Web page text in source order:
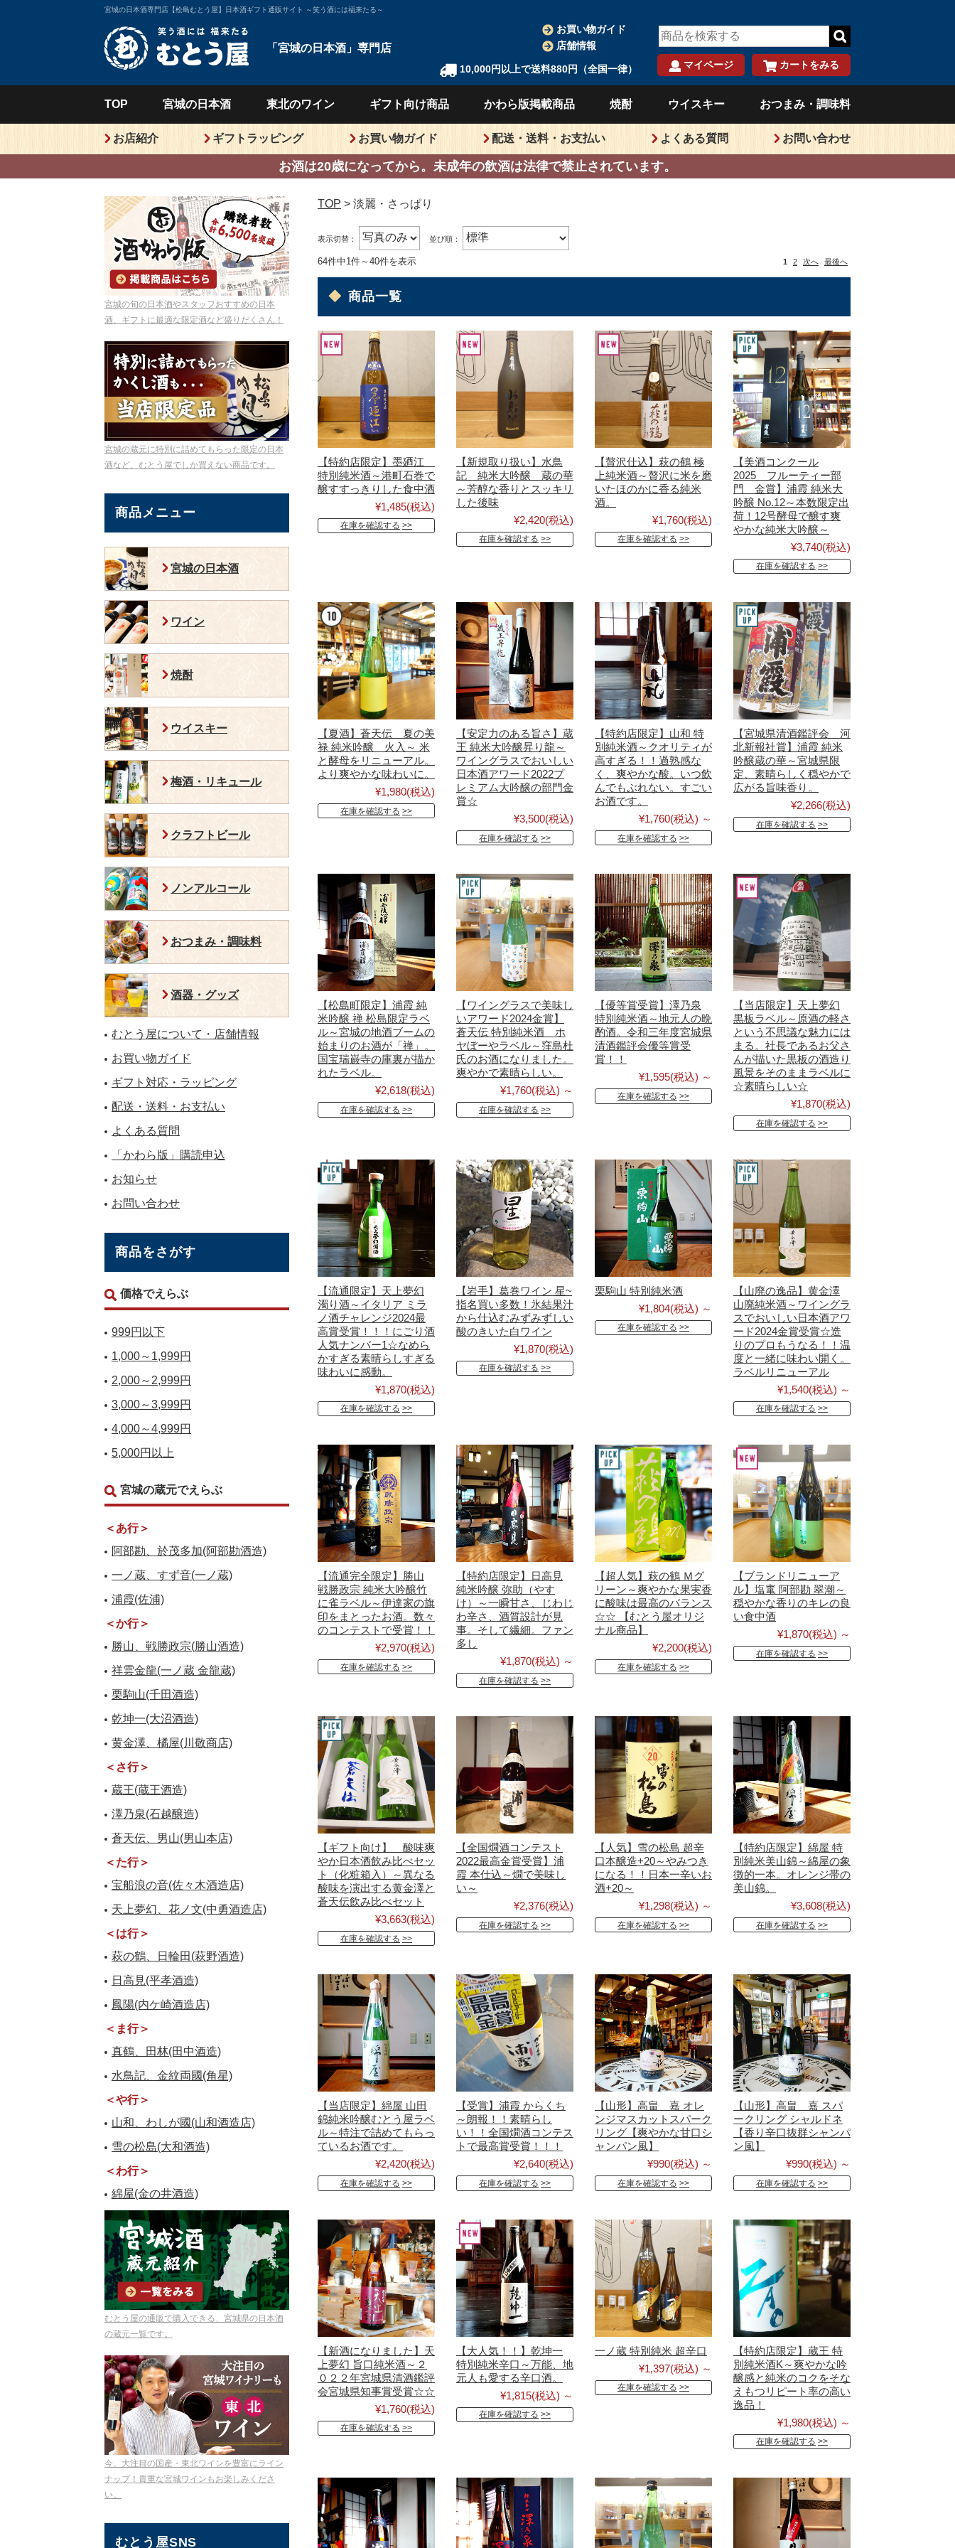
宮城の日本酒専門店【松島むとう屋】日本酒ギフト通販サイト ～笑う酒には福来たる～
「宮城の日本酒」 専門店
お買い物ガイド
店舗情報
10,000円以上で送料880円（全国一律） カートをみる
マイページ
TOP 宮城の 日本酒 東北のワイン ギフト向け商品 かわら版掲載商品 焼酎 ウイスキー おつまみ・調味料
お店紹介 ギフトラッピング お買い物ガイド 配送・送料・お支払い よくある質問 お問い合わせ
お酒は20歳になってから。 未成年の飲酒は法律で禁止されています。
TOP 淡麗・さっぱり
表示切替： 並び順：
64件中1件～40件を表示 1 2 次へ 最後へ
商品一覧
【特約店限定】墨廼江
特別純米酒～港町石巻で
醸すすっきりした食中酒
¥1,485(税込)
在庫を確認する
【新規取り扱い】水鳥
記 純米大吟醸 蔵の華
～芳醇な香りとスッキリ
した後味
¥2,420(税込)
在庫を確認する
【贅沢仕込】萩の鶴 極
上純米酒～贅沢に米を磨
いたほのかに香る純米
酒。
¥1,760(税込)
在庫を確認する
【美酒コンクール
2025 フルーティー部
門 金賞】浦霞 純米大
吟醸 No.12～本数限定出
荷！12号酵母で醸す爽
やかな純米大吟醸～
¥3,740(税込)
在庫を確認する
【夏酒】蒼天伝 夏の美
禄 純米吟醸 火入～ 米
と酵母をリニューアル。
より爽やかな味わいに。
¥1,980(税込)
在庫を確認する
【安定力のある旨さ】蔵
王 純米大吟醸昇り龍～
ワイングラスでおいしい
日本酒アワード2022プ
レミアム大吟醸の部門金
賞☆
¥3,500(税込)
在庫を確認する
【特約店限定】山和 特
別純米酒～クオリティが
高すぎる！！過熟感な
く、爽やかな酸。いつ飲
んでもぶれない。すごい
お酒です。
¥1,760(税込) ～
在庫を確認する
【宮城県清酒鑑評会 河
北新報社賞】浦霞 純米
吟醸蔵の華～宮城県限
定、素晴らしく穏やかで
広がる旨味香り。
¥2,266(税込)
在庫を確認する
【松島町限定】浦霞 純
米吟醸 禅 松島限定ラベ
ル～宮城の地酒ブームの
始まりのお酒が「禅」。
国宝瑞巌寺の庫裏が描か
れたラベル。
¥2,618(税込)
在庫を確認する
【ワイングラスで美味し
いアワード2024金賞】
蒼天伝 特別純米酒 ホ
ヤぼーやラベル～窪島杜
氏のお酒になりました。
爽やかで素晴らしい。
¥1,760(税込) ～
在庫を確認する
【優等賞受賞】澤乃泉
特別純米酒～地元人の晩
酌酒。令和三年度宮城県
清酒鑑評会優等賞受
賞！！
¥1,595(税込) ～
在庫を確認する
【当店限定】天上夢幻
黒板ラベル～原酒の軽さ
という不思議な魅力には
まる。社長であるお父さ
んが描いた黒板の酒造り
風景をそのままラベルに
☆素晴らしい☆
¥1,870(税込)
在庫を確認する
【流通限定】天上夢幻
濁り酒～イタリア ミラ
ノ酒チャレンジ2024最
高賞受賞！！！にごり酒
人気ナンバー1☆なめら
かすぎる素晴らしすぎる
味わいに感動。
¥1,870(税込)
在庫を確認する
【岩手】葛巻ワイン 星~
指名買い多数！氷結果汁
から仕込むみずみずしい
酸のきいた白ワイン
¥1,870(税込)
在庫を確認する
栗駒山 特別純米酒
¥1,804(税込) ～
在庫を確認する
【山廃の逸品】黄金澤
山廃純米酒～ワイングラ
スでおいしい日本酒アワ
ード2024金賞受賞☆造
りのプロもうなる！！温
度と一緒に味わい開く。
ラベルリニューアル
¥1,540(税込) ～
在庫を確認する
【流通完全限定】勝山
戦勝政宗 純米大吟醸竹
に雀ラベル～伊達家の旗
印をまとったお酒。数々
のコンテストで受賞！！
¥2,970(税込)
在庫を確認する
【特約店限定】日高見
純米吟醸 弥助（やす
け）～一瞬甘さ、じわじ
わ辛さ、酒質設計が見
事。そして繊細。ファン
多し
¥1,870(税込) ～
在庫を確認する
【超人気】萩の鶴 Ｍグ
リーン～爽やかな果実香
に酸味は最高のバランス
☆☆ 【むとう屋オリジ
ナル商品】
¥2,200(税込)
在庫を確認する
【ブランドリニューア
ル】塩竃 阿部勘 翠潮～
穏やかな香りのキレの良
い食中酒
¥1,870(税込) ～
在庫を確認する
【ギフト向け】 酸味爽
やか日本酒飲み比べセッ
ト（化粧箱入）～異なる
酸味を演出する黄金澤と
蒼天伝飲み比べセット
¥3,663(税込)
在庫を確認する
【全国燗酒コンテスト
2022最高金賞受賞】浦
霞 本仕込～燗で美味し
い～
¥2,376(税込)
在庫を確認する
【人気】雪の松島 超辛
口本醸造+20～やみつき
になる！！日本一辛いお
酒+20～
¥1,298(税込) ～
在庫を確認する
【特約店限定】綿屋 特
別純米美山錦～綿屋の象
徴的一本。オレンジ帯の
美山錦。
¥3,608(税込)
在庫を確認する
【当店限定】綿屋 山田
錦純米吟醸むとう屋ラベ
ル～特注で詰めてもらっ
ているお酒です。
¥2,420(税込)
在庫を確認する
【受賞】浦霞 からくち
～朗報！！素晴らし
い！！全国燗酒コンテス
トで最高賞受賞！！！
¥2,640(税込)
在庫を確認する
【山形】高畠 嘉 オレ
ンジマスカットスパーク
リング【爽やかな甘口シ
ャンパン風】
¥990(税込) ～
在庫を確認する
【山形】高畠 嘉 スパ
ークリング シャルドネ
【香り辛口抜群シャンパ
ン風】
¥990(税込) ～
在庫を確認する
【新酒になりました】天
上夢幻 旨口純米酒～２
０２２年宮城県清酒鑑評
会宮城県知事賞受賞☆☆
¥1,760(税込)
在庫を確認する
【大人気！！】乾坤一
特別純米辛口～万能、地
元人も愛する辛口酒。
¥1,815(税込) ～
在庫を確認する
一ノ蔵 特別純米 超辛口
¥1,397(税込) ～
在庫を確認する
【特約店限定】蔵王 特
別純米酒K～爽やかな吟
醸感と純米のコクをそな
えもつリピート率の高い
逸品！
¥1,980(税込) ～
在庫を確認する
宮城の旬の日本酒やスタッフおすすめの日本
酒、ギフトに最適な限定酒など盛りだくさん！
宮城の蔵元に特別に詰めてもらった限定の日本
酒など、むとう屋でしか買えない商品です。
商品メニュー
宮城の日本酒
ワイン
焼酎
ウイスキー
梅酒・リキュール
クラフトビール
ノンアルコール
おつまみ・調味料
酒器・グッズ
むとう屋について・店舗情報
お買い物ガイド
ギフト対応・ラッピング
配送・送料・お支払い
よくある質問
「かわら版」購読申込
お知らせ
お問い合わせ
商品をさがす
価格でえらぶ
999円以下
1,000～1,999円
2,000～2,999円
3,000～3,999円
4,000～4,999円
5,000円以上
宮城の蔵元でえらぶ
＜あ行＞
阿部勘、於茂多加(阿部勘酒造)
一ノ蔵、すず音(一ノ蔵)
浦霞(佐浦)
＜か行＞
勝山、戦勝政宗(勝山酒造)
祥雲金龍(一ノ蔵 金龍蔵)
栗駒山(千田酒造)
乾坤一(大沼酒造)
黄金澤、橘屋(川敬商店)
＜さ行＞
蔵王(蔵王酒造)
澤乃泉(石越醸造)
蒼天伝、男山(男山本店)
＜た行＞
宝船浪の音(佐々木酒造店)
天上夢幻、花ノ文(中勇酒造店)
＜は行＞
萩の鶴、日輪田(萩野酒造)
日高見(平孝酒造)
鳳陽(内ケ崎酒造店)
＜ま行＞
真鶴、田林(田中酒造)
水鳥記、金紋両國(角星)
＜や行＞
山和、わしが國(山和酒造店)
雪の松島(大和酒造)
＜わ行＞
綿屋(金の井酒造)
むとう屋の通販で購入できる、宮城県の日本酒
の蔵元一覧です。
今、大注目の国産・東北ワインを豊富にライン
ナップ！貴重な宮城ワインもお楽しみくださ
い。
むとう屋SNS